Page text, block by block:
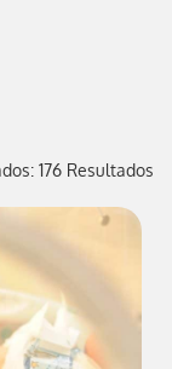
176 Resultados